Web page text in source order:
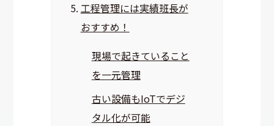
工程管理には実績班長が
おすすめ！
現場で起きていること
を一元管理
古い設備もIoTでデジ
タル化が可能